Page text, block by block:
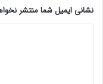
نشانی ایمیل شما منتشر